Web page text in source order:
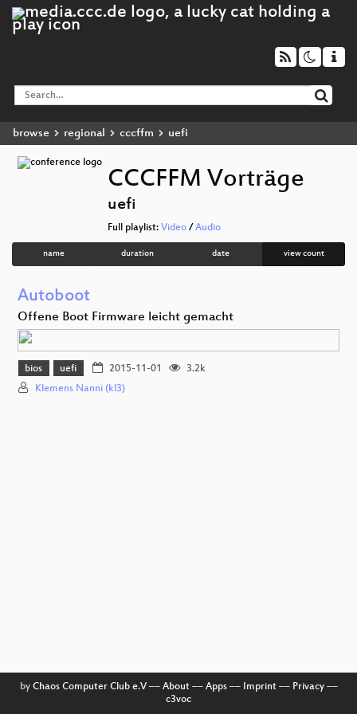
browse regional cccffm uefi
CCCFFM Vorträge
uefi
Full playlist: Video / Audio
name duration date view count
Autoboot
Offene Boot Firmware leicht gemacht
bios uefi 2015-11-01
3.2k
Klemens Nanni (kl3)
by Chaos Computer Club e.V–– About–– Apps–– Imprint–– Privacy––
c3voc